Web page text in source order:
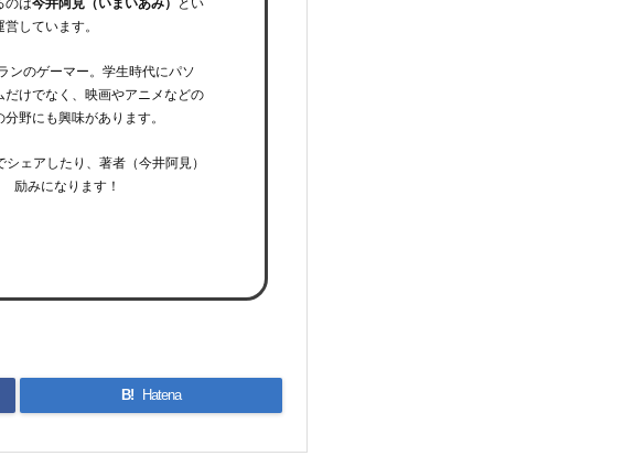
しています。
ンのゲーマー。学生時代にパソ
けでなく、映画やアニメなどの
野にも興味があります。
ェアしたり、著者（今井阿見）
励みになります！
B! Hatena